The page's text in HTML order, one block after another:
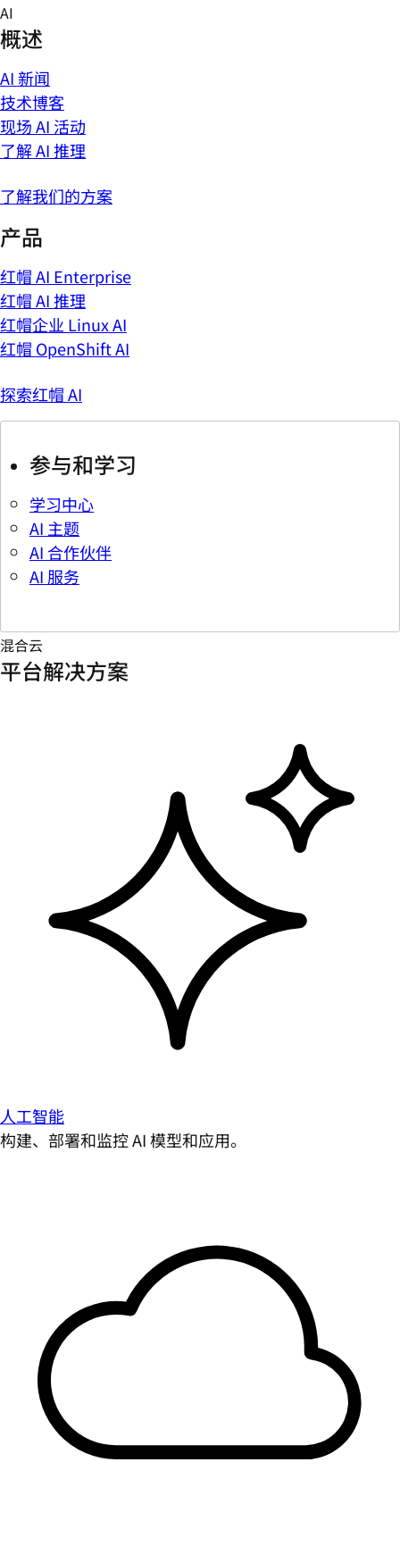
Skip
to
content
AI
概述
AI 新闻
技术博客
现场 AI 活动
了解 AI 推理
了解我们的方案
产品
红帽 AI Enterprise
红帽 AI 推理
红帽企业 Linux AI
红帽 OpenShift AI
探索红帽 AI
参与和学习
学习中心
AI 主题
AI 合作伙伴
AI 服务
混合云
平台解决方案
人工智能
构建、部署和监控 AI 模型和应用。